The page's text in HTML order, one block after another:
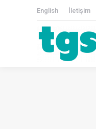
English İletişim